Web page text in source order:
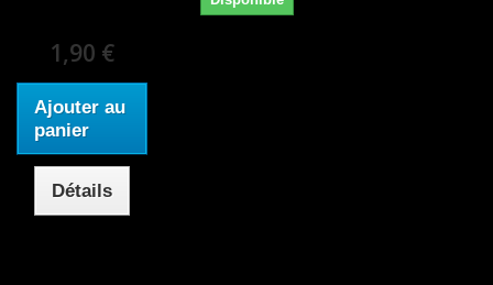
1,90 €
Ajouter au
panier
Détails